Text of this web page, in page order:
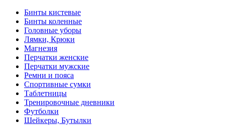
Бинты кистевые
Бинты коленные
Головные уборы
Лямки, Крюки
Магнезия
Перчатки женские
Перчатки мужские
Ремни и пояса
Спортивные сумки
Таблетницы
Тренировочные дневники
Футболки
Шейкеры, Бутылки